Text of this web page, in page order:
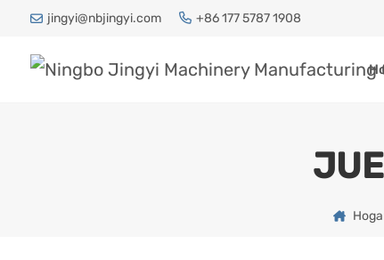
jingyi@nbjingyi.com +86 177 5787 1908